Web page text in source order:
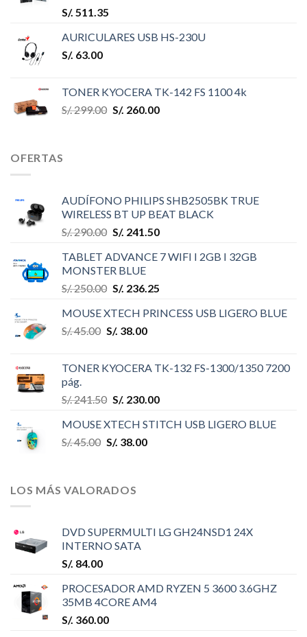
S/. 511.35
AURICULARES USB HS-230U
S/. 63.00
TONER KYOCERA TK-142 FS 1100 4k
S/.299.00 S/. 260.00
OFERTAS
AUDÍFONO PHILIPS SHB2505BK TRUE
WIRELESS BT UP BEAT BLACK
S/.290.00 S/. 241.50
TABLET ADVANCE 7 WIFI I 2GB I 32GB
MONSTER BLUE
S/.250.00 S/. 236.25
MOUSE XTECH PRINCESS USB LIGERO BLUE
S/.45.00 S/. 38.00
TONER KYOCERA TK-132 FS-1300/1350 7200
pág.
S/.241.50 S/. 230.00
MOUSE XTECH STITCH USB LIGERO BLUE
S/.45.00 S/. 38.00
LOS MÁS VALORADOS
DVD SUPERMULTI LG GH24NSD1 24X
INTERNO SATA
S/. 84.00
PROCESADOR AMD RYZEN 5 3600 3.6GHZ
35MB 4CORE AM4
S/. 360.00